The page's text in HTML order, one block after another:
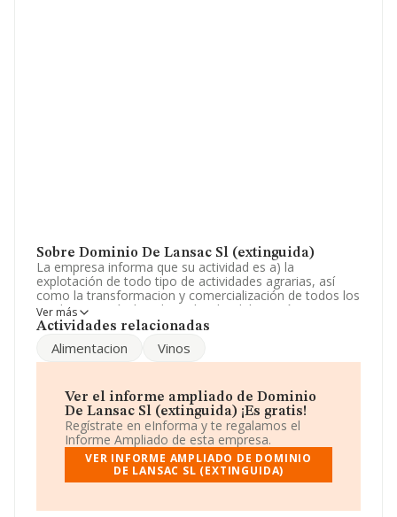
Sobre Dominio De Lansac Sl (extinguida)
La empresa informa que su actividad es a) la
explotación de todo tipo de actividades agrarias, así
como la transformacion y comercialización de todos los
productos agrícolas obtenidos. b) elaboración, comercio
al pro mayor y al por menor de todo tipo de vinos. La
Tiene CNAE: 0113 - 'Cultivo de hortalizas, raíces y
tubérculos'. No realiza actividad de importación y/o
Teniendo en cuenta la información a disposición de
INFORMA, ha contado con un número de empleados
inferior a la media de sector.
La sociedad Dominio de Lansac S.L (extinguida)
con CIF B99130452, se encuentra en Calle Coso núm.
Ver más
Actividades relacionadas
Alimentacion Vinos
Ver el informe ampliado de Dominio
De Lansac Sl (extinguida) ¡Es gratis!
Regístrate en eInforma y te regalamos el
Informe Ampliado de esta empresa.
VER INFORME AMPLIADO DE DOMINIO
DE LANSAC SL (EXTINGUIDA)